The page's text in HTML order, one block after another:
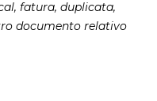
fatura, duplicata,
documento relativo